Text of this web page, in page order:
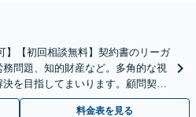
】【初回相談無料】契約書のリーガ
問題、知的財産など。多角的な視
を目指してまいります。顧問契約
休日面談OK】
料金表を見る